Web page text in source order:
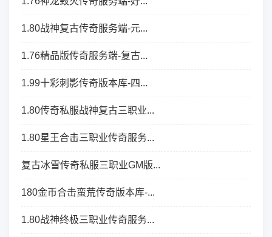
1.80战神复古传奇服务端-元...
1.76精品版传奇服务端-复古...
1.99十彩刺影传奇版本库-四...
1.80传奇私服战神复古三职业...
1.80星王合击三职业传奇服务...
复古冰雪传奇私服三职业GM版...
180金币合击蛮荒传奇版本库-...
1.80战神终极三职业传奇服务...